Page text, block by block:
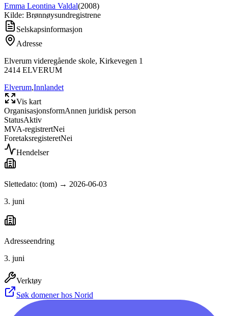
Emma Leontina Valdal(2008)
Kilde: Brønnøysundregistrene
Selskapsinformasjon
Adresse
Elverum videregående skole, Kirkevegen 1
2414 ELVERUM
Elverum,Innlandet
Vis kart
OrganisasjonsformAnnen juridisk person
StatusAktiv
MVA-registrertNei
ForetaksregisteretNei
Hendelser
Slettedato: (tom) → 2026-06-03
3. juni
Adresseendring
3. juni
Verktøy
Søk domener hos Norid